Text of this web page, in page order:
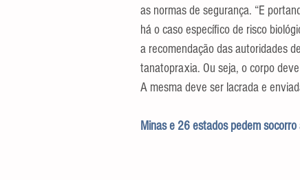
as normas de segurança. “E
há o caso específico de risco
a recomendação das autoridades
tanatopraxia. Ou seja, o corpo
A mesma deve ser lacrada e
Minas e 26 estados pedem